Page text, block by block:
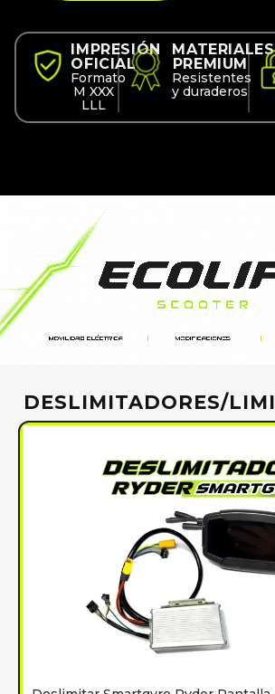
IMPRESIÓN
OFICIAL
Formato
M XXX
LLL
MATERIALES
PREMIUM
Resistentes
y duraderos
DESLIMITADORES/